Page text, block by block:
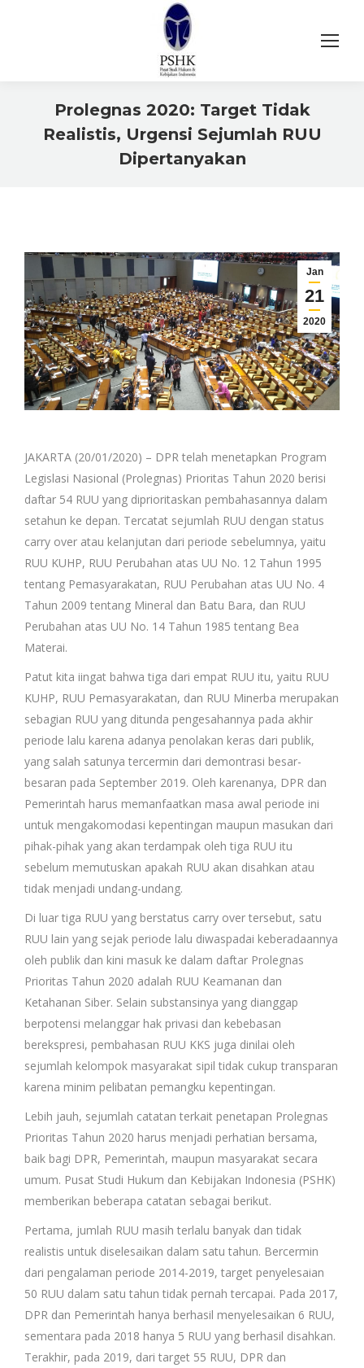
Prolegnas 2020: Target Tidak
Realistis, Urgensi Sejumlah RUU
Dipertanyakan
Jan
21
2020
JAKARTA (20/01/2020) – DPR telah menetapkan Program
Legislasi Nasional (Prolegnas) Prioritas Tahun 2020 berisi
daftar 54 RUU yang diprioritaskan pembahasannya dalam
setahun ke depan. Tercatat sejumlah RUU dengan status
carry over atau kelanjutan dari periode sebelumnya, yaitu
RUU KUHP, RUU Perubahan atas UU No. 12 Tahun 1995
tentang Pemasyarakatan, RUU Perubahan atas UU No. 4
Tahun 2009 tentang Mineral dan Batu Bara, dan RUU
Perubahan atas UU No. 14 Tahun 1985 tentang Bea
Materai.
Patut kita iingat bahwa tiga dari empat RUU itu, yaitu RUU
KUHP, RUU Pemasyarakatan, dan RUU Minerba merupakan
sebagian RUU yang ditunda pengesahannya pada akhir
periode lalu karena adanya penolakan keras dari publik,
yang salah satunya tercermin dari demontrasi besar-
besaran pada September 2019. Oleh karenanya, DPR dan
Pemerintah harus memanfaatkan masa awal periode ini
untuk mengakomodasi kepentingan maupun masukan dari
pihak-pihak yang akan terdampak oleh tiga RUU itu
sebelum memutuskan apakah RUU akan disahkan atau
tidak menjadi undang-undang.
Di luar tiga RUU yang berstatus carry over tersebut, satu
RUU lain yang sejak periode lalu diwaspadai keberadaannya
oleh publik dan kini masuk ke dalam daftar Prolegnas
Prioritas Tahun 2020 adalah RUU Keamanan dan
Ketahanan Siber. Selain substansinya yang dianggap
berpotensi melanggar hak privasi dan kebebasan
berekspresi, pembahasan RUU KKS juga dinilai oleh
sejumlah kelompok masyarakat sipil tidak cukup transparan
karena minim pelibatan pemangku kepentingan.
Lebih jauh, sejumlah catatan terkait penetapan Prolegnas
Prioritas Tahun 2020 harus menjadi perhatian bersama,
baik bagi DPR, Pemerintah, maupun masyarakat secara
umum. Pusat Studi Hukum dan Kebijakan Indonesia (PSHK)
memberikan beberapa catatan sebagai berikut.
Pertama, jumlah RUU masih terlalu banyak dan tidak
realistis untuk diselesaikan dalam satu tahun. Bercermin
dari pengalaman periode 2014-2019, target penyelesaian
50 RUU dalam satu tahun tidak pernah tercapai. Pada 2017,
DPR dan Pemerintah hanya berhasil menyelesaikan 6 RUU,
sementara pada 2018 hanya 5 RUU yang berhasil disahkan.
Terakhir, pada 2019, dari target 55 RUU, DPR dan